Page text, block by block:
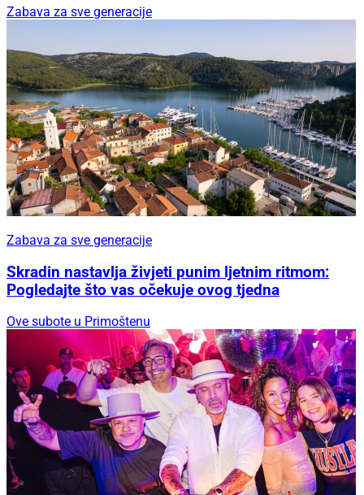
Zabava za sve generacije
Zabava za sve generacije
Skradin nastavlja živjeti punim ljetnim ritmom:
Pogledajte što vas očekuje ovog tjedna
Ove subote u Primoštenu